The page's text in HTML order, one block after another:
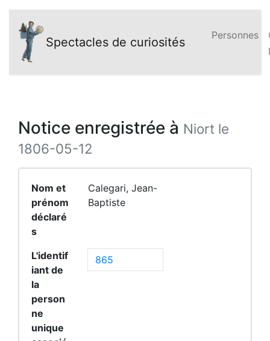
Spectacles de curiosités Personnes
Notice enregistrée à Niort le
1806-05-12
Nom et
prénom
déclaré
s
Calegari, Jean-
Baptiste
L'identif
iant de
la
person
ne
unique
865